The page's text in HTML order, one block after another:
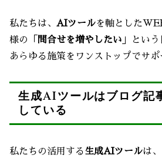
私たちは、 AIツールを軸とした
様の「 問合せを増やしたい 」とい
あらゆる施策をワンストップでサポ
生成AIツールはブログ記
している
私たちの活用する生成AIツールは